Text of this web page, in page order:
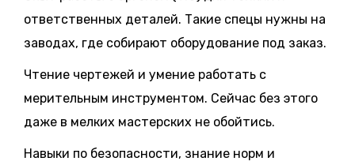
ответственных деталей. Такие спецы нужны на
заводах, где собирают оборудование под заказ.
Чтение чертежей и умение работать с
мерительным инструментом. Сейчас без этого
даже в мелких мастерских не обойтись.
Навыки по безопасности, знание норм и